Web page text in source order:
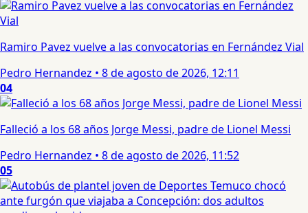
Ramiro Pavez vuelve a las convocatorias en Fernández Vial
Pedro Hernandez • 8 de agosto de 2026, 12:11
04
Falleció a los 68 años Jorge Messi, padre de Lionel Messi
Pedro Hernandez • 8 de agosto de 2026, 11:52
05